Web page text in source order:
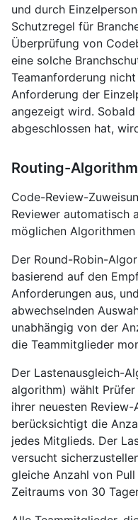
und durch
Schutzregel für
Überprüfung von
eine solche
Teamanforderung
Anforderung der
angezeigt wird.
abgeschlossen hat,
Routing-
Code-Review-
Reviewer automatisch
möglichen Algorithmen
Der Round-Robin-
basierend auf den
Anforderungen aus,
abwechselnden
unabhängig von der
die Teammitglieder
Der Lastenausgleich-
algorithm) wählt
ihrer neuesten
berücksichtigt die
jedes Mitglieds. Der
versucht
gleiche Anzahl von
Zeitraums von 30